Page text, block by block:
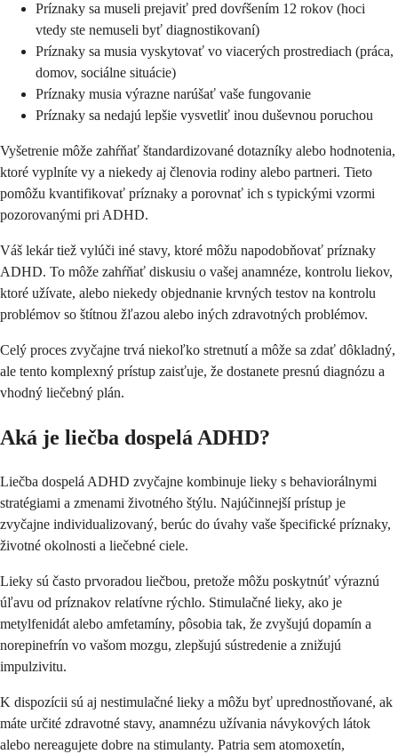
Príznaky sa museli prejaviť pred dovŕšením 12 rokov (hoci
vtedy ste nemuseli byť diagnostikovaní)
Príznaky sa musia vyskytovať vo viacerých prostrediach (práca,
domov, sociálne situácie)
Príznaky musia výrazne narúšať vaše fungovanie
Príznaky sa nedajú lepšie vysvetliť inou duševnou poruchou
Vyšetrenie môže zahŕňať štandardizované dotazníky alebo hodnotenia,
ktoré vyplníte vy a niekedy aj členovia rodiny alebo partneri. Tieto
pomôžu kvantifikovať príznaky a porovnať ich s typickými vzormi
pozorovanými pri ADHD.
Váš lekár tiež vylúči iné stavy, ktoré môžu napodobňovať príznaky
ADHD. To môže zahŕňať diskusiu o vašej anamnéze, kontrolu liekov,
ktoré užívate, alebo niekedy objednanie krvných testov na kontrolu
problémov so štítnou žľazou alebo iných zdravotných problémov.
Celý proces zvyčajne trvá niekoľko stretnutí a môže sa zdať dôkladný,
ale tento komplexný prístup zaisťuje, že dostanete presnú diagnózu a
vhodný liečebný plán.
Aká je liečba dospelá ADHD?
Liečba dospelá ADHD zvyčajne kombinuje lieky s behaviorálnymi
stratégiami a zmenami životného štýlu. Najúčinnejší prístup je
zvyčajne individualizovaný, berúc do úvahy vaše špecifické príznaky,
životné okolnosti a liečebné ciele.
Lieky sú často prvoradou liečbou, pretože môžu poskytnúť výraznú
úľavu od príznakov relatívne rýchlo. Stimulačné lieky, ako je
metylfenidát alebo amfetamíny, pôsobia tak, že zvyšujú dopamín a
norepinefrín vo vašom mozgu, zlepšujú sústredenie a znižujú
impulzivitu.
K dispozícii sú aj nestimulačné lieky a môžu byť uprednostňované, ak
máte určité zdravotné stavy, anamnézu užívania návykových látok
alebo nereagujete dobre na stimulanty. Patria sem atomoxetín,